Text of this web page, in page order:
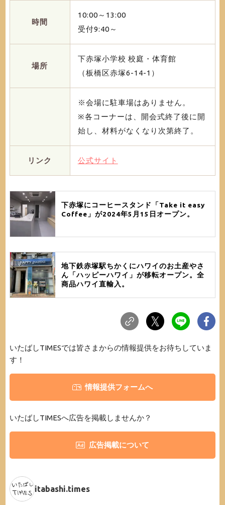
時間
10:00～13:00
受付9:40～
場所
下赤塚小学校 校庭・体育館
（板橋区赤塚6-14-1）
※会場に駐車場はありません。
※各コーナーは、開会式終了後に開
始し、材料がなくなり次第終了。
リンク 公式サイト
下赤塚にコーヒースタンド「Take it easy
Coffee」が2024年5月15日オープン。
地下鉄赤塚駅ちかくにハワイのお土産やさ
ん「ハッピーハワイ」が移転オープン。全
商品ハワイ直輸入。
いたばしTIMESでは皆さまからの情報提供をお待ちしていま
す！
情報提供フォームへ
いたばしTIMESへ広告を掲載しませんか？
広告掲載について
itabashi.times